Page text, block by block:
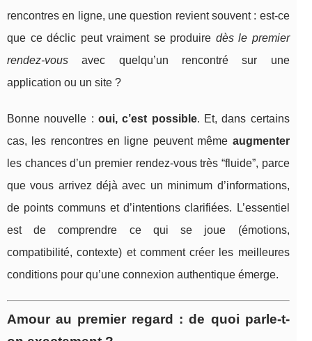
rencontres en ligne, une question revient souvent : est-ce
que ce déclic peut vraiment se produire dès le premier
rendez-vous avec quelqu’un rencontré sur une
application ou un site ?
Bonne nouvelle : oui, c’est possible. Et, dans certains
cas, les rencontres en ligne peuvent même augmenter
les chances d’un premier rendez-vous très “fluide”, parce
que vous arrivez déjà avec un minimum d’informations,
de points communs et d’intentions clarifiées. L’essentiel
est de comprendre ce qui se joue (émotions,
compatibilité, contexte) et comment créer les meilleures
conditions pour qu’une connexion authentique émerge.
Amour au premier regard : de quoi parle-t-